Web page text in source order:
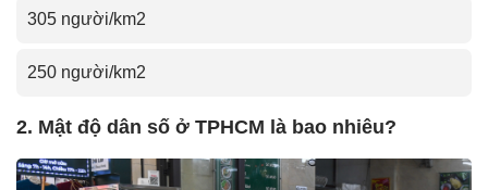
305 người/km2
250 người/km2
2. Mật độ dân số ở TPHCM là bao nhiêu?